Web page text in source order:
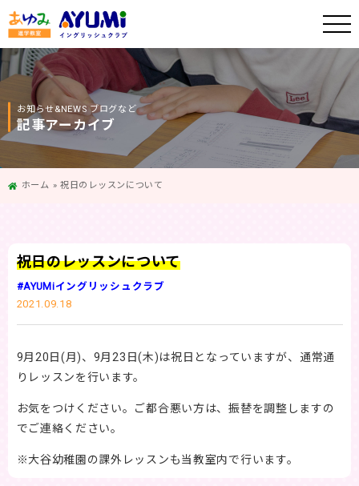
お知らせ&NEWS ブログなど
記事アーカイブ
ホーム »祝日のレッスンについて
祝日のレッスンについて
#AYUMiイングリッシュクラブ
2021.09.18
9月20日(月)、9月23日(木)は祝日となっていますが、通常通
りレッスンを行います。
お気をつけください。ご都合悪い方は、振替を調整しますの
でご連絡ください。
※大谷幼稚園の課外レッスンも当教室内で行います。